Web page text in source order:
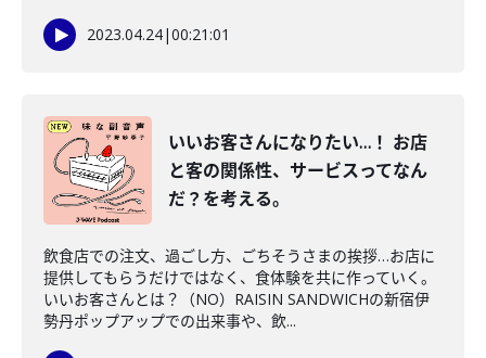
2023.04.24|00:21:01
いいお客さんになりたい…！ お店
と客の関係性、サービスってなん
だ？を考える。
飲食店での注文、過ごし方、ごちそうさまの挨拶…お店に
提供してもらうだけではなく、食体験を共に作っていく。
いいお客さんとは？（NO）RAISIN SANDWICHの新宿伊
勢丹ポップアップでの出来事や、飲...